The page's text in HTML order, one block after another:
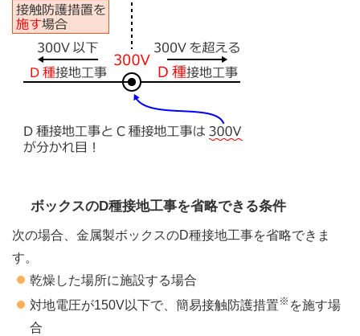
ボックスのD種接地工事を省略できる条件
次の場合、金属製ボックスのD種接地工事を省略できま
す。
乾燥した場所に施設する場合
対地電圧が150V以下で、簡易接触防護措置 ※ を施す場
合